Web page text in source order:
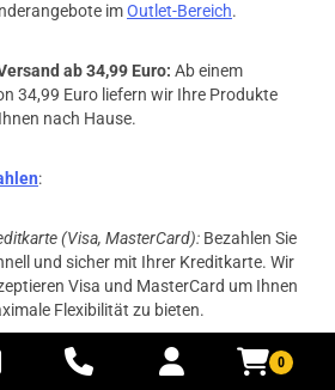
0
imOutlet-Bereich.
ab 34,99 Euro: Ab einem
34,99 Euro liefern wir Ihre Produkte
nach Hause.
:
(Visa, MasterCard): Bezahlen Sie
und sicher mit Ihrer Kreditkarte. Wir
Visa und MasterCard um Ihnen
Flexibilität zu bieten.
Nutzen Sie den beliebten und
Online-Zahlungsdienst PayPal, um